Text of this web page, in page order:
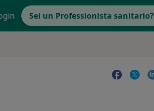
Sei un Professionista sanitario?